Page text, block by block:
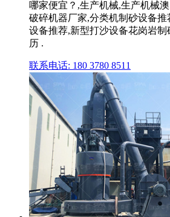
哪家便宜？,生产机械,生产机械
破碎机器厂家,分类机制砂设备
设备推荐,新型打沙设备花岗岩
历 .
联系电话: 180 3780 8511